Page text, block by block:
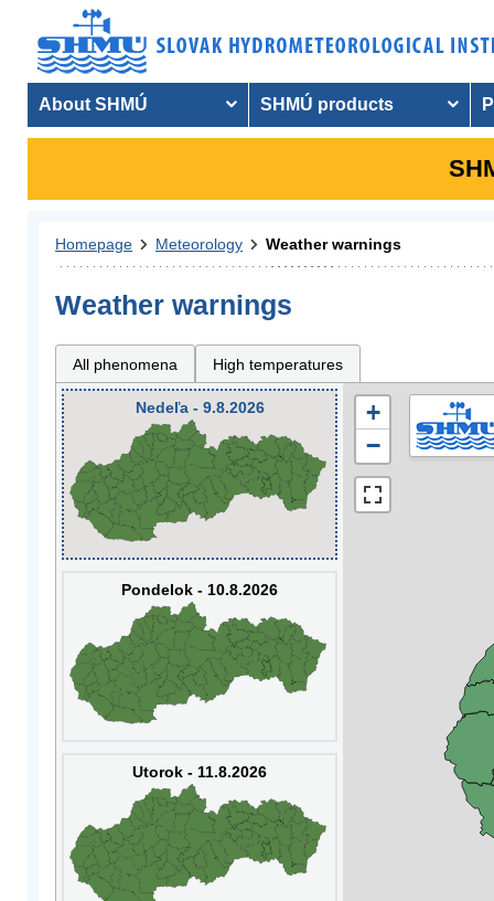
About SHMÚ SHMÚ products
Homepage Meteorology Weather warnings
Weather warnings
All phenomena High temperatures
Nedeľa - 9.8.2026
Pondelok - 10.8.2026
Utorok - 11.8.2026
+
−